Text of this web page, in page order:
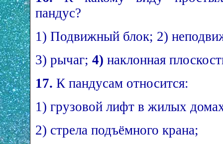
пандус?
1) Подвижный блок; 2)
3) рычаг; 4) наклонная
17. К пандусам относится:
1) грузовой лифт в жилых
2) стрела подъёмного крана;